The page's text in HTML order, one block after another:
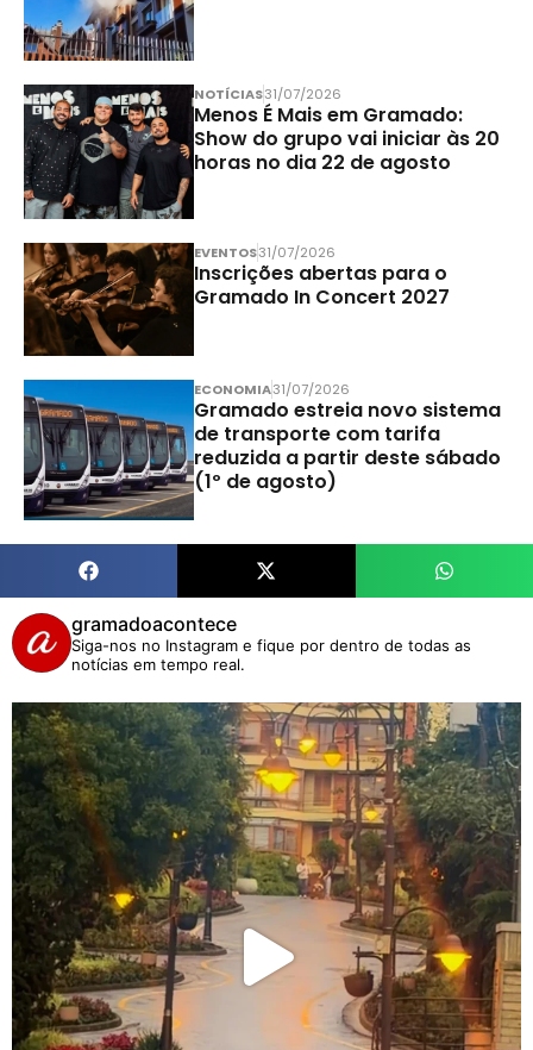
NOTÍCIAS31/07/2026
Menos É Mais em Gramado:
Show do grupo vai iniciar às 20
horas no dia 22 de agosto
EVENTOS31/07/2026
Inscrições abertas para o
Gramado In Concert 2027
ECONOMIA31/07/2026
Gramado estreia novo sistema
de transporte com tarifa
reduzida a partir deste sábado
(1º de agosto)
gramadoacontece
Siga-nos no Instagram e fique por dentro de todas as
notícias em tempo real.